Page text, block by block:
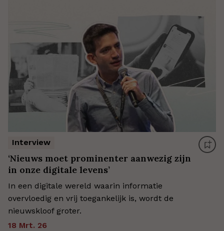
Interview
‘Nieuws moet prominenter aanwezig zijn
in onze digitale levens’
In een digitale wereld waarin informatie
overvloedig en vrij toegankelijk is, wordt de
nieuwskloof groter.
18 Mrt. 26